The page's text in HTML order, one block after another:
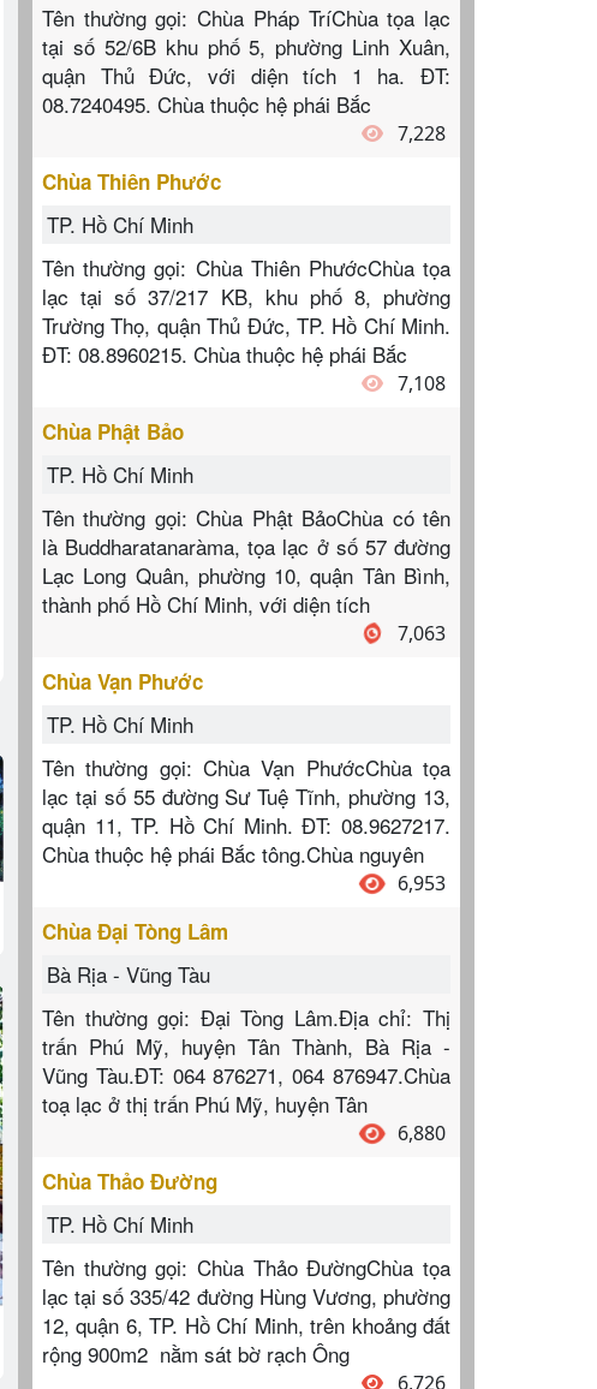
Tên thường gọi: Chùa Pháp TríChùa tọa lạc
tại số 52/6B khu phố 5, phường Linh Xuân,
quận Thủ Đức, với diện tích 1 ha. ĐT:
08.7240495. Chùa thuộc hệ phái Bắc
7,228
Chùa Thiên Phước
TP. Hồ Chí Minh
Tên thường gọi: Chùa Thiên PhướcChùa tọa
lạc tại số 37/217 KB, khu phố 8, phường
Trường Thọ, quận Thủ Đức, TP. Hồ Chí Minh.
ĐT: 08.8960215. Chùa thuộc hệ phái Bắc
7,108
Chùa Phật Bảo
TP. Hồ Chí Minh
Tên thường gọi: Chùa Phật BảoChùa có tên
là Buddharatanaràma, tọa lạc ở số 57 đường
Lạc Long Quân, phường 10, quận Tân Bình,
thành phố Hồ Chí Minh, với diện tích
7,063
Chùa Vạn Phước
TP. Hồ Chí Minh
Tên thường gọi: Chùa Vạn PhướcChùa tọa
lạc tại số 55 đường Sư Tuệ Tĩnh, phường 13,
quận 11, TP. Hồ Chí Minh. ĐT: 08.9627217.
Chùa thuộc hệ phái Bắc tông.Chùa nguyên
6,953
Chùa Đại Tòng Lâm
Bà Rịa - Vũng Tàu
Tên thường gọi: Đại Tòng Lâm.Địa chỉ: Thị
trấn Phú Mỹ, huyện Tân Thành, Bà Rịa -
Vũng Tàu.ĐT: 064 876271, 064 876947.Chùa
toạ lạc ở thị trấn Phú Mỹ, huyện Tân
6,880
Chùa Thảo Đường
TP. Hồ Chí Minh
Tên thường gọi: Chùa Thảo ĐườngChùa tọa
lạc tại số 335/42 đường Hùng Vương, phường
12, quận 6, TP. Hồ Chí Minh, trên khoảng đất
rộng 900m2 nằm sát bờ rạch Ông
6,726